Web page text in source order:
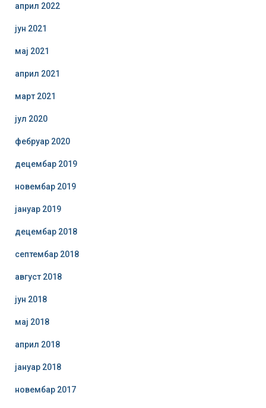
април 2022
јун 2021
мај 2021
април 2021
март 2021
јул 2020
фебруар 2020
децембар 2019
новембар 2019
јануар 2019
децембар 2018
септембар 2018
август 2018
јун 2018
мај 2018
април 2018
јануар 2018
новембар 2017